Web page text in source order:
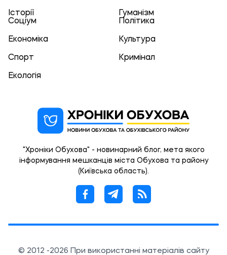
Історії
Гуманізм
Соціум
Політика
Економіка Культура
Спорт Кримінал
Екологія
"Хроніки Обухова" - новинарний блог, мета якого
інформування мешканців міста Обухова та району
(Київська область).
© 2012 -2026 При використанні матеріалів сайту